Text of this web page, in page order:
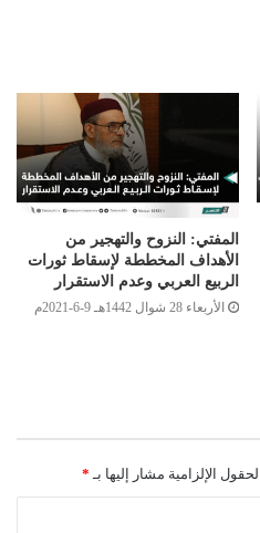
المفتي: النزوح والتهجير من
الأهداف المخططة لإسقاط ثورات
الربيع العربي وعدم الاستقرار
الأربعاء 28 شوال 1442هـ 9-6-2021م
الحقول الإلزامية مشار إليها بـ *